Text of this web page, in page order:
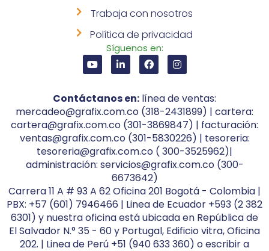
Trabaja con nosotros
Política de privacidad
Síguenos en:
Contáctanos en: línea de ventas:
mercadeo@grafix.com.co (318-2431899) | cartera:
cartera@grafix.com.co (301-3869847) | facturación:
ventas@grafix.com.co (301-5830226) | tesoreria:
tesoreria@grafix.com.co ( 300-3525962)|
administración: servicios@grafix.com.co (300-
6673642)
Carrera 11 A # 93 A 62 Oficina 201 Bogotá - Colombia |
PBX: +57 (601) 7946466 | Linea de Ecuador +593 (2 382
6301) y nuestra oficina está ubicada en República de
El Salvador N.° 35 - 60 y Portugal, Edificio vitra, Oficina
202. | Linea de Perú +51 (940 633 360) o escribir a